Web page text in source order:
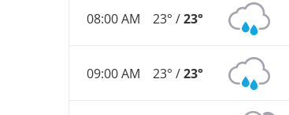
08:00 AM 23° /23°
09:00 AM 23° /23°